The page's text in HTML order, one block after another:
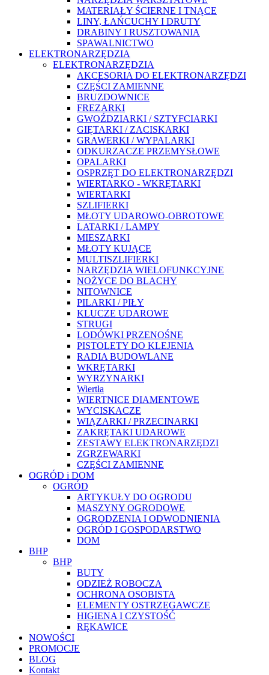
MATERIAŁY ŚCIERNE I TNĄCE
LINY, ŁAŃCUCHY I DRUTY
DRABINY I RUSZTOWANIA
SPAWALNICTWO
ELEKTRONARZĘDZIA
ELEKTRONARZĘDZIA
AKCESORIA DO ELEKTRONARZĘDZI
CZĘŚCI ZAMIENNE
BRUZDOWNICE
FREZARKI
GWOŹDZIARKI / SZTYFCIARKI
GIĘTARKI / ZACISKARKI
GRAWERKI / WYPALARKI
ODKURZACZE PRZEMYSŁOWE
OPALARKI
OSPRZĘT DO ELEKTRONARZĘDZI
WIERTARKO - WKRĘTARKI
WIERTARKI
SZLIFIERKI
MŁOTY UDAROWO-OBROTOWE
LATARKI / LAMPY
MIESZARKI
MŁOTY KUJĄCE
MULTISZLIFIERKI
NARZĘDZIA WIELOFUNKCYJNE
NOŻYCE DO BLACHY
NITOWNICE
PILARKI / PIŁY
KLUCZE UDAROWE
STRUGI
LODÓWKI PRZENOŚNE
PISTOLETY DO KLEJENIA
RADIA BUDOWLANE
WKRĘTARKI
WYRZYNARKI
Wiertła
WIERTNICE DIAMENTOWE
WYCISKACZE
WIĄZARKI / PRZECINARKI
ZAKRĘTAKI UDAROWE
ZESTAWY ELEKTRONARZĘDZI
ZGRZEWARKI
CZĘŚCI ZAMIENNE
OGRÓD i DOM
OGRÓD
ARTYKUŁY DO OGRODU
MASZYNY OGRODOWE
OGRODZENIA I ODWODNIENIA
OGRÓD I GOSPODARSTWO
DOM
BHP
BHP
BUTY
ODZIEŻ ROBOCZA
OCHRONA OSOBISTA
ELEMENTY OSTRZEGAWCZE
HIGIENA I CZYSTOŚĆ
RĘKAWICE
NOWOŚCI
PROMOCJE
BLOG
Kontakt